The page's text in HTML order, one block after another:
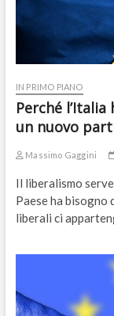
IN PRIMO PIANO
Perché
un nuovo
Massimo Gaggini
Il liberalismo
Paese ha bisogno
liberali ci